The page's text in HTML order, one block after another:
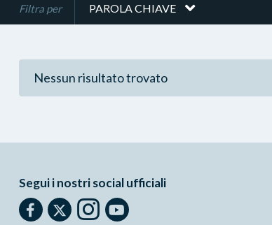
Filtra per PAROLA CHIAVE
Nessun risultato trovato
Segui i nostri social ufficiali